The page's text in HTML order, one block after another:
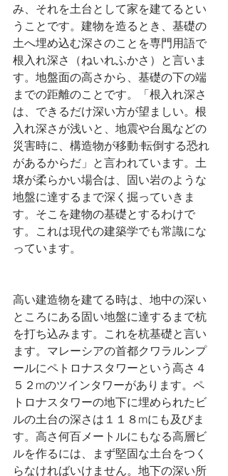
み、それを土台として家を建てるとい
うことです。建物を造るとき、基礎の
土へ埋め込む深さのことを専門用語で
根入れ深さ（ねいれふかさ）と言いま
す。地盤面の高さから、基礎の下の端
までの距離のことです。「根入れ深さ
は、できるだけ深い方が望ましい。根
入れ深さが浅いと、地震や台風などの
災害時に、構造物が移動·転倒する恐れ
があるからだ」と言われています。土
壌が柔らかい場合は、固い岩のような
地盤に達するまで深く掘っていきま
す。そこを建物の基礎とするわけで
す。これは現代の建築学でも常識にな
っています。
高い建造物を建てる時は、地中の深い
ところにある固い地盤に達するまで杭
を打ち込みます。これを杭基礎と言い
ます。マレーシアの首都クワラルンプ
ールにペトロナスタワーという高さ４
５２mのツインタワーがあります。ペ
トロナスタワーの地下に埋められたビ
ルの土台の深さは１１８mにも及びま
す。高さ何百メートルにもなる高層ビ
ルを作るには、まず堅固な土台をつく
らなければいけません。地下の深い所